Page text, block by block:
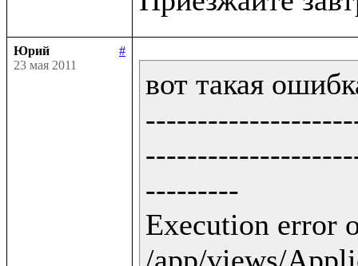
Юрий
#
23 мая 2011
вот такая
---------
Execution error